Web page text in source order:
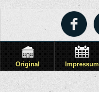
Original Impressum